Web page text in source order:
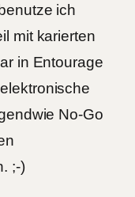
ich
mit karierten
in Entourage
No-Go
;-)